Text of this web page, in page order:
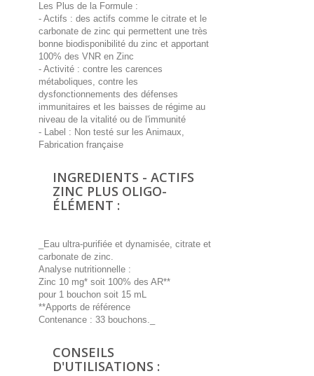
Les Plus de la Formule :
- Actifs : des actifs comme le citrate et le
carbonate de zinc qui permettent une très
bonne biodisponibilité du zinc et apportant
100% des VNR en Zinc
- Activité : contre les carences
métaboliques, contre les
dysfonctionnements des défenses
immunitaires et les baisses de régime au
niveau de la vitalité ou de l'immunité
- Label : Non testé sur les Animaux,
Fabrication française
INGREDIENTS - ACTIFS
ZINC PLUS OLIGO-
ÉLÉMENT :
_Eau ultra-purifiée et dynamisée, citrate et
carbonate de zinc.
Analyse nutritionnelle :
Zinc 10 mg* soit 100% des AR**
pour 1 bouchon soit 15 mL
**Apports de référence
Contenance : 33 bouchons._
CONSEILS
D'UTILISATIONS :